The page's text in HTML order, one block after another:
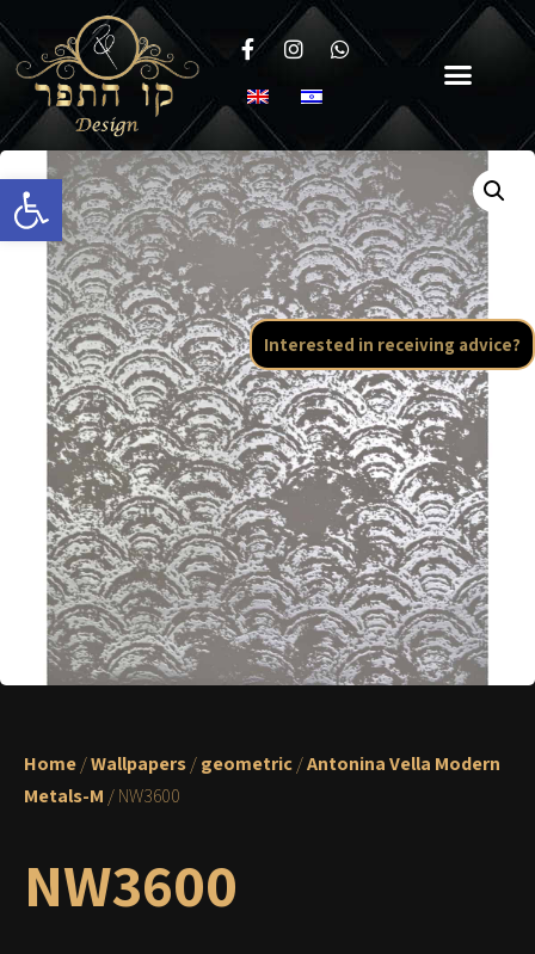
Open toolbar
Home/Wallpapers/geometric/Antonina Vella Modern
Metals-M / NW3600
NW3600
Interested in receiving advice?